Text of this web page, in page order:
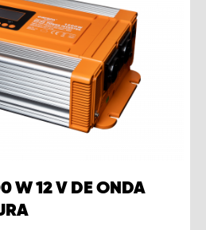
W 12 V DE ONDA